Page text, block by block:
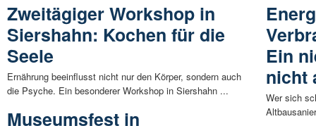
Zweitägiger Workshop in
Siershahn: Kochen für die
Seele
Ernährung beeinflusst nicht nur den Körper, sondern auch
die Psyche. Ein besonderer Workshop in Siershahn ...
Museumsfest in
Ein
nicht
Wer sich